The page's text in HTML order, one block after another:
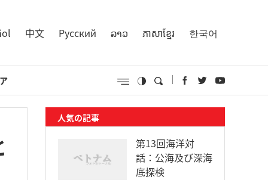
中文 Русский ລາວ ភាសាខ្មែរ 한국어
人気の記事
第13回海洋対
話：公海及び深海
底探検